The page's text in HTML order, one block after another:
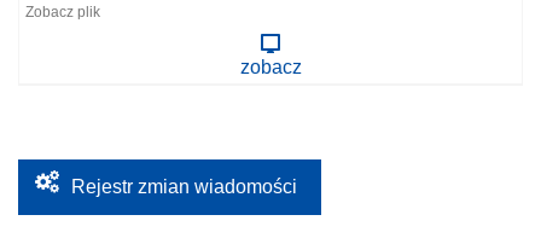
0
2
zobacz
Rejestr zmian wiadomości